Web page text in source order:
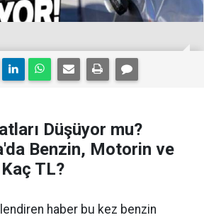
Düşüyor mu?
Benzin, Motorin ve
TL?
haber bu kez benzin